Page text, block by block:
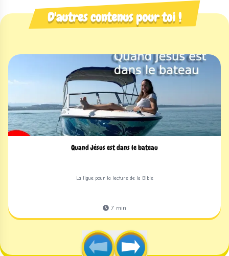
D'autres contenus pour toi !
Quand Jésus est dans le bateau
La ligue pour la lecture de la Bible
7 min